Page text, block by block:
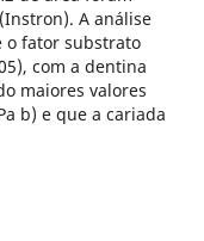
A análise
o fator substrato
com a dentina
maiores valores
b) e que a cariada